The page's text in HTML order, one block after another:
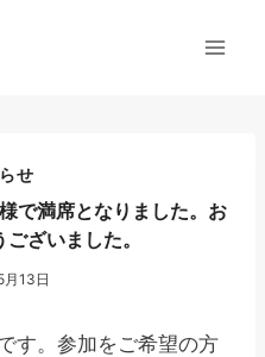
せ
で満席となりました。お
ざいました。
月13日
す。参加をご希望の方